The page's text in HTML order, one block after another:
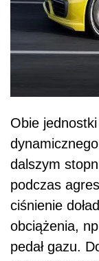
Obie
dalszym
podczas
ciśnienie
obciążenia,
pedał gazu.